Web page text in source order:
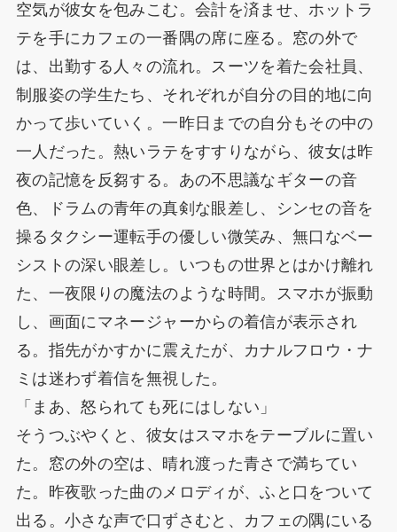
空気が彼女を包みこむ。会計を済ませ、ホットラ
テを手にカフェの一番隅の席に座る。窓の外で
は、出勤する人々の流れ。スーツを着た会社員、
制服姿の学生たち、それぞれが自分の目的地に向
かって歩いていく。一昨日までの自分もその中の
一人だった。熱いラテをすすりながら、彼女は昨
夜の記憶を反芻する。あの不思議なギターの音
色、ドラムの青年の真剣な眼差し、シンセの音を
操るタクシー運転手の優しい微笑み、無口なベー
シストの深い眼差し。いつもの世界とはかけ離れ
た、一夜限りの魔法のような時間。スマホが振動
し、画面にマネージャーからの着信が表示され
る。指先がかすかに震えたが、カナルフロウ・ナ
ミは迷わず着信を無視した。
「まあ、怒られても死にはしない」
そうつぶやくと、彼女はスマホをテーブルに置い
た。窓の外の空は、晴れ渡った青さで満ちてい
た。昨夜歌った曲のメロディが、ふと口をついて
出る。小さな声で口ずさむと、カフェの隅にいる